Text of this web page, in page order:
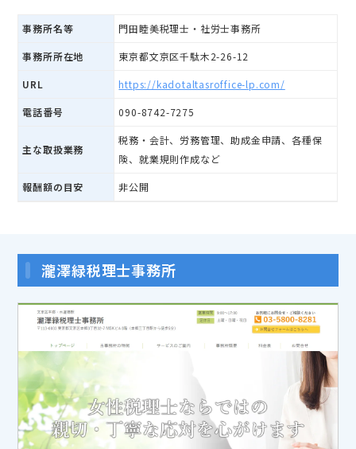
事務所名等 門田睦美税理士・社労士事務所
事務所所在地 東京都文京区千駄木2-26-12
URL https://kadotaltasroffice-lp.com/
電話番号 090-8742-7275
主な取扱業務
税務・会計、労務管理、助成金申請、各種保
険、就業規則作成など
報酬額の目安 非公開
瀧澤緑税理士事務所